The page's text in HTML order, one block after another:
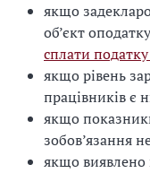
якщо
об’єкт
сплати
якщо рівень
працівників є
якщо
зобов’язання
якщо